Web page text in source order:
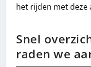
het rijden met
Snel
raden we